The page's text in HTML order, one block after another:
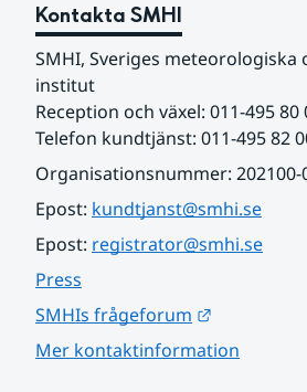
Kontakta SMHI
SMHI, Sveriges meteorologiska
institut
Reception och växel: 011-495 80
Telefon kundtjänst: 011-495 82
Organisationsnummer: 202100-
Epost: kundtjanst@smhi.se
Epost: registrator@smhi.se
Press
SMHIs frågeforum
Mer kontaktinformation